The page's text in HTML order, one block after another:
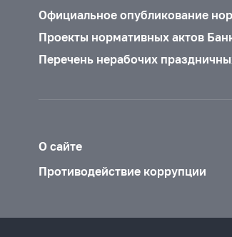
Официальное опубликование
Проекты нормативных актов
Перечень нерабочих
О сайте
Противодействие коррупции